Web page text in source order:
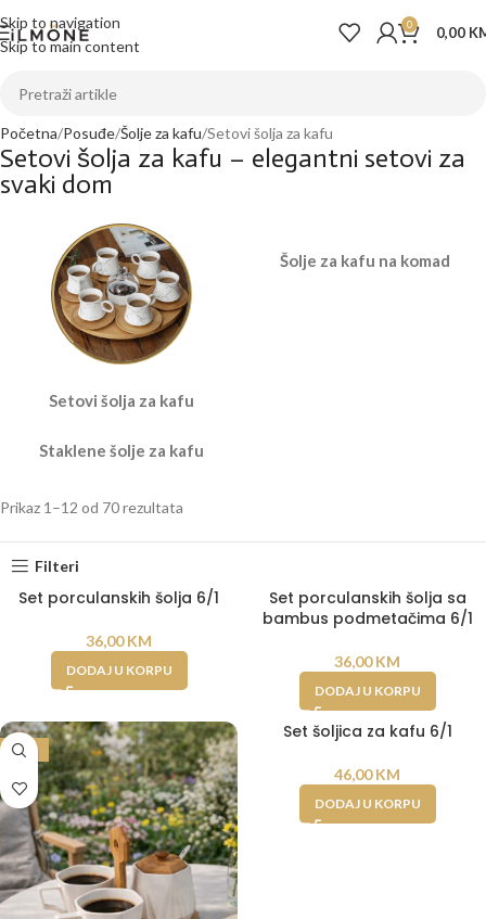
Skip to navigation
Skip to main content
0 0,00
Početna Posuđe Šolje za kafu Setovi šolja za kafu
Setovi šolja za kafu – elegantni setovi za
svaki dom
Setovi šolja za kafu
Šolje za kafu na komad
Staklene šolje za kafu
Prikaz 1–12 od 70 rezultata
Filteri
Set porculanskih šolja 6/1
36,00KM
DODAJ U KORPU
Set porculanskih šolja sa
bambus podmetačima 6/1
36,00KM
DODAJ U KORPU
-30%
Set šoljica za kafu 6/1
46,00KM
DODAJ U KORPU